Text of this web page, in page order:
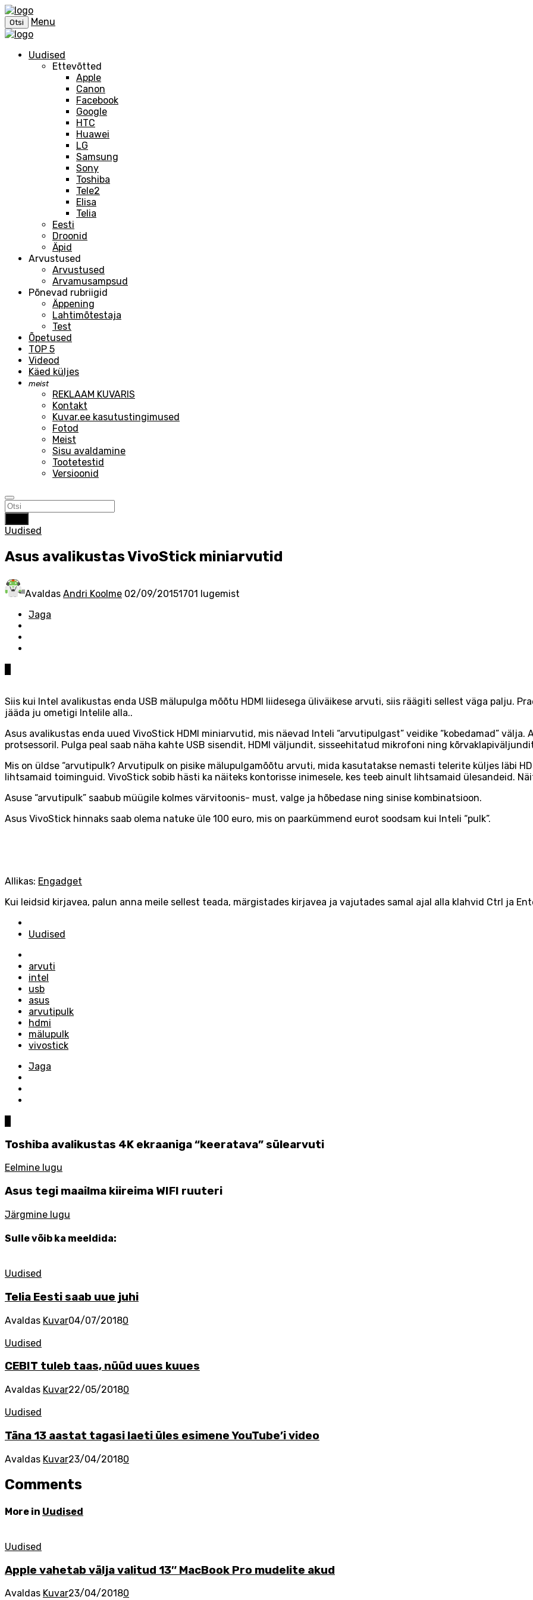
Otsi Menu
Uudised
Ettevõtted
Apple
Canon
Facebook
Google
HTC
Huawei
LG
Samsung
Sony
Toshiba
Tele2
Elisa
Telia
Eesti
Droonid
Äpid
Arvustused
Arvustused
Arvamusampsud
Põnevad rubriigid
Äppening
Lahtimõtestaja
Test
Õpetused
TOP 5
Videod
Käed küljes
meist
REKLAAM KUVARIS
Kontakt
Kuvar.ee kasutustingimused
Fotod
Meist
Sisu avaldamine
Tootetestid
Versioonid
Uudised
Asus avalikustas VivoStick miniarvutid
Avaldas Andri Koolme 02/09/20151701 lugemist
Jaga
Siis kui Intel avalikustas enda USB mälupulga mõõtu HDMI liidesega üliväikese arvuti, siis räägiti sellest väga palju.
jääda ju ometigi Intelile alla..
Asus avalikustas enda uued VivoStick HDMI miniarvutid, mis näevad Inteli “arvutipulgast” veidike “kobedamad”
protsessoril. Pulga peal saab näha kahte USB sisendit, HDMI väljundit, sisseehitatud mikrofoni ning
Mis on üldse “arvutipulk? Arvutipulk on pisike mälupulgamõõtu arvuti, mida kasutatakse nemasti telerite küljes läbi
lihtsamaid toiminguid. VivoStick sobib hästi ka näiteks kontorisse inimesele, kes teeb ainult lihtsamaid ülesandeid.
Asuse “arvutipulk” saabub müügile kolmes värvitoonis- must, valge ja hõbedase ning sinise kombinatsioon.
Asus VivoStick hinnaks saab olema natuke üle 100 euro, mis on paarkümmend eurot soodsam kui Inteli “pulk”.
Allikas: Engadget
Kui leidsid kirjavea, palun anna meile sellest teada, märgistades kirjavea ja vajutades samal ajal alla klahvid Ctrl ja
in
Uudised
with
arvuti
intel
usb
asus
arvutipulk
hdmi
mälupulk
vivostick
Jaga
Toshiba avalikustas 4K ekraaniga “keeratava” sülearvuti
Eelmine lugu
Asus tegi maailma kiireima WIFI ruuteri
Järgmine lugu
Sulle võib ka meeldida:
Uudised
Telia Eesti saab uue juhi
Avaldas Kuvar04/07/20180
Uudised
CEBIT tuleb taas, nüüd uues kuues
Avaldas Kuvar22/05/20180
Uudised
Täna 13 aastat tagasi laeti üles esimene YouTube’i video
Avaldas Kuvar23/04/20180
Comments
More in Uudised
Uudised
Apple vahetab välja valitud 13″ MacBook Pro mudelite akud
Avaldas Kuvar23/04/20180